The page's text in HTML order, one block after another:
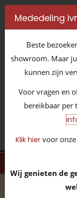
volledige
Mededeling
Beste
showroom. Maar
kunnen zijn
Voor vragen en
bereikbaar per
Klik hier voor
Wij genieten de